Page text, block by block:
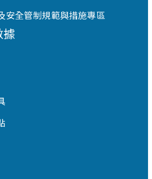
安全管制規範與措施專區
據